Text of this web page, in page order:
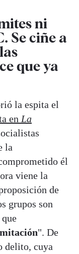
ni
Se ciñe a
que ya
la espita el
en La
la
él
viene la
de
grupos son
". De
delito, cuya